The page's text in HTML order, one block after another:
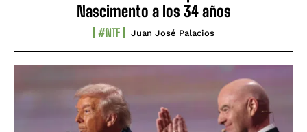
Nascimento a los 34 años
#NTF Juan José Palacios